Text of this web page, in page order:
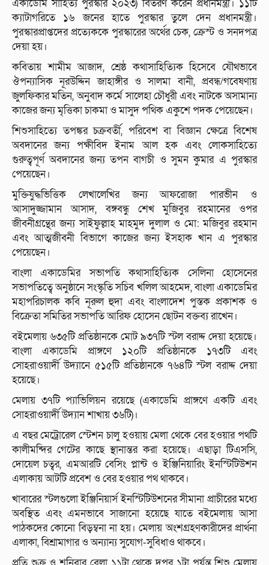
একাডেমি সাহিত্য পুরস্কার ২০২৩) বিতরণ করেন প্রধানমন্ত্রী। ১১টি
ক্যাটাগরিতে ১৬ জনের হাতে পুরস্কার তুলে দেন প্রধানমন্ত্রী।
পুরস্কারপ্রাপ্তদের প্রত্যেককে পুরস্কারের অর্থের চেক, ক্রেস্ট ও সনদপত্র
দেয়া হয়।
কবিতায় শামীম আজাদ, শ্রেষ্ঠ কথাসাহিত্যিক হিসেবে যৌথভাবে
ঔপন্যাসিক নূরউদ্দিন জাহাঙ্গীর ও সালমা বানী, প্রবন্ধ/গবেষণায়
জুলফিকার মতিন, অনুবাদ কর্মে সালেহা চৌধুরী এবং নাটকে অসামান্য
কাজের জন্য মৃত্তিকা চাকমা ও মাসুদ পথিক একুশে পদক পেয়েছেন।
শিশুসাহিত্যে তপঙ্কর চক্রবর্তী, পরিবেশ বা বিজ্ঞান ক্ষেত্রে বিশেষ
অবদানের জন্য পক্ষীবিদ ইনাম আল হক এবং লোকসাহিত্যে
গুরুত্বপূর্ণ অবদানের জন্য তপন বাগচী ও সুমন কুমার এ পুরস্কার
পেয়েছেন।
মুক্তিযুদ্ধভিত্তিক লেখালেখির জন্য আফরোজা পারভীন ও
আসাদুজ্জামান আসাদ, বঙ্গবন্ধু শেখ মুজিবুর রহমানের ওপর
জীবনীগ্রন্থের জন্য সাইফুল্লাহ মাহমুদ দুলাল ও মো: মজিবুর রহমান
এবং আত্মজীবনী বিভাগে কাজের জন্য ইসহাক খান এ পুরস্কার
পেয়েছেন।
বাংলা একাডেমির সভাপতি কথাসাহিত্যিক সেলিনা হোসেনের
সভাপতিত্বে অনুষ্ঠানে সংস্কৃতি সচিব খলিল আহমেদ, বাংলা একাডেমির
মহাপরিচালক কবি নূরুল হুদা এবং বাংলাদেশ পুস্তক প্রকাশক ও
বিক্রেতা সমিতির সভাপতি আরিফ হোসেন ছোটন বক্তব্য রাখেন।
বইমেলায় ৬৩৫টি প্রতিষ্ঠানকে মোট ৯৩৭টি স্টল বরাদ্দ দেয়া হয়েছে।
বাংলা একাডেমি প্রাঙ্গণে ১২০টি প্রতিষ্ঠানকে ১৭৩টি এবং
সোহরাওয়ার্দী উদ্যানে ৫১৫টি প্রতিষ্ঠানকে ৭৬৪টি স্টল বরাদ্দ দেয়া
হয়েছে।
মেলায় ৩৭টি প্যাভিলিয়ন রয়েছে (একাডেমি প্রাঙ্গণে একটি এবং
সোহরাওয়ার্দী উদ্যান শাখায় ৩৬টি)।
এ বছর মেট্রোরেল স্টেশন চালু হওয়ায় মেলা থেকে বের হওয়ার পথটি
কালীমন্দির গেটের কাছে স্থানান্তর করা হয়েছে। এছাড়া টিএসসি,
দোয়েল চত্বর, এমআরটি বেসিং প্লান্ট ও ইঞ্জিনিয়ারিং ইনস্টিটিউশন
এলাকায় আটটি প্রবেশ ও বের হওয়ার পথ থাকবে।
খাবারের স্টলগুলো ইঞ্জিনিয়ার্স ইনস্টিটিউশনের সীমানা প্রাচীরের মধ্যে
অবস্থিত এবং এমনভাবে সাজানো হয়েছে যাতে বইমেলায় আসা
পাঠকদের কোনো বিড়ম্বনা না হয়। মেলায় অংশগ্রহণকারীদের প্রার্থনা
এলাকা, বিশ্রামাগার ও অন্যান্য সুযোগ-সুবিধাও থাকবে।